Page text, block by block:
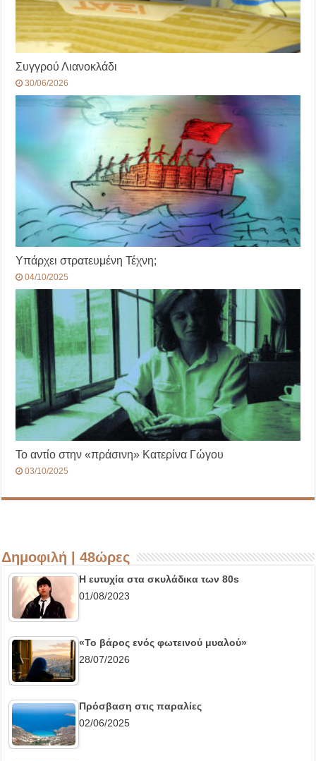
Συγγρού Λιανοκλάδι
30/06/2026
Υπάρχει στρατευμένη Τέχνη;
04/10/2025
Το αντίο στην «πράσινη» Κατερίνα Γώγου
03/10/2025
Δημοφιλή | 48ώρες
Η ευτυχία στα σκυλάδικα των 80s
01/08/2023
«Το βάρος ενός φωτεινού μυαλού»
28/07/2026
Πρόσβαση στις παραλίες
02/06/2025